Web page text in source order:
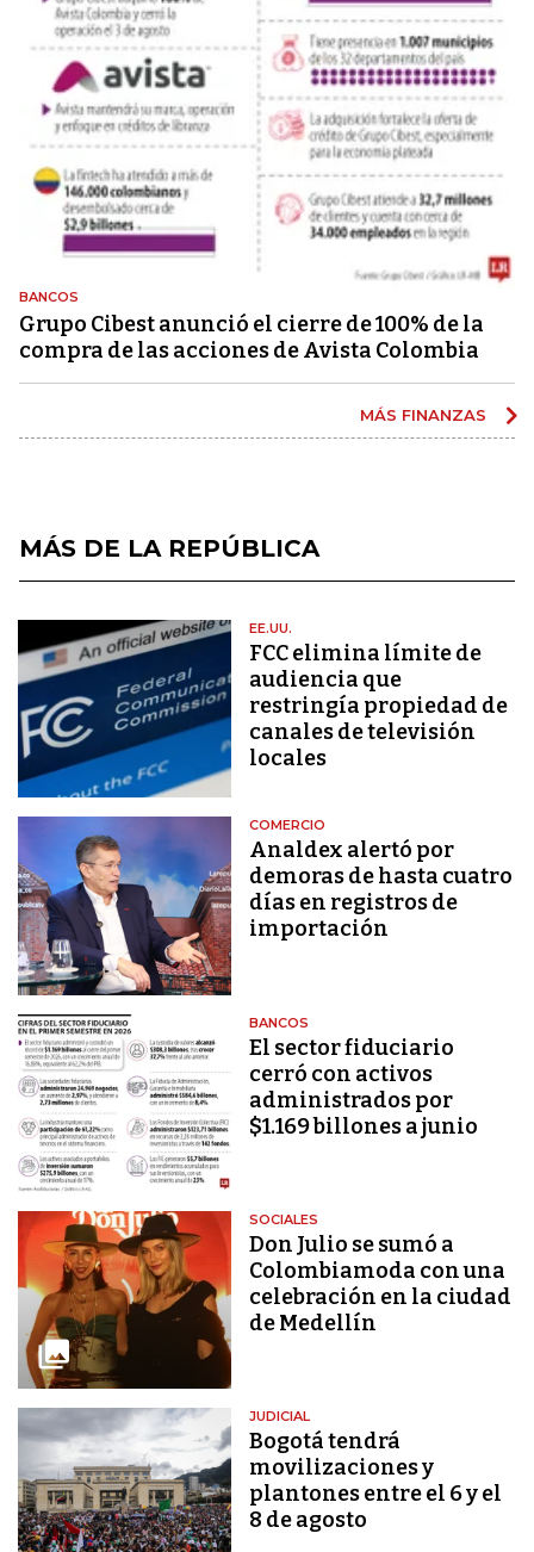
BANCOS
Grupo Cibest anunció el cierre de 100% de la
compra de las acciones de Avista Colombia
MÁS FINANZAS
MÁS DE LA REPÚBLICA
EE.UU.
FCC elimina límite de
audiencia que
restringía propiedad de
canales de televisión
locales
COMERCIO
Analdex alertó por
demoras de hasta cuatro
días en registros de
importación
BANCOS
El sector fiduciario
cerró con activos
administrados por
$1.169 billones a junio
SOCIALES
Don Julio se sumó a
Colombiamoda con una
celebración en la ciudad
de Medellín
JUDICIAL
Bogotá tendrá
movilizaciones y
plantones entre el 6 y el
8 de agosto